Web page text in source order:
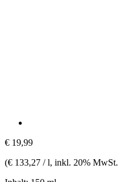
€ 19,99
(€ 133,27 / l, inkl. 20% MwSt.